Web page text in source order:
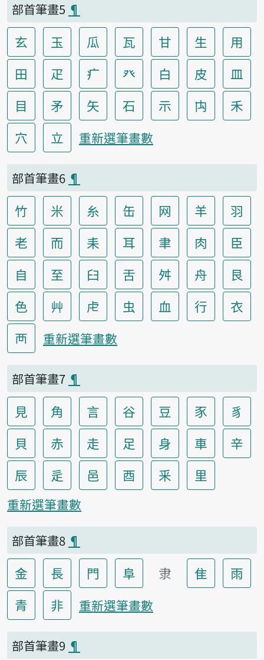
部首筆畫5 ¶
玄 玉 瓜 瓦 甘 生
用
田
疋 疒 癶 白 皮
皿
目
矛 矢 石 示 禸
禾
穴
立 重新選筆畫數
部首筆畫6 ¶
竹 米 糸 缶 网 羊
羽
老
而 耒 耳 聿 肉
臣
自
至 臼 舌 舛 舟
艮
色
艸 虍 虫 血 行
衣
襾
重新選筆畫數
部首筆畫7 ¶
見 角 言 谷 豆 豕
豸
貝
赤 走 足 身 車
辛
辰
辵 邑 酉 釆 里
重新選筆畫數
部首筆畫8 ¶
金 長 門 阜 隶 隹
雨
青
非 重新選筆畫數
部首筆畫9 ¶